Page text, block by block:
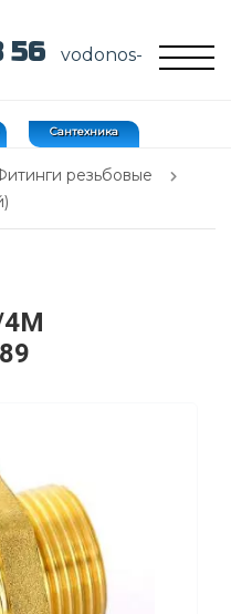
56
vodonos-
Сантехника
резьбовые